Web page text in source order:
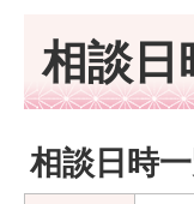
相談日
相談日時